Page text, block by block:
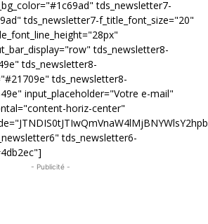
tds_newsletter7-
tds_newsletter7-f_title_font_size="20"
tds_newsletter8-
tds_newsletter8-
tds_newsletter8-
input_placeholder="Votre e-mail"
horiz-center"
tds_newsletter6-
- Publicité -